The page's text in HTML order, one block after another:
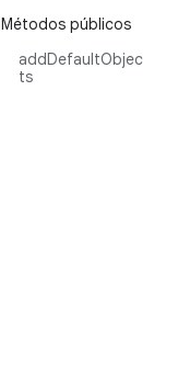
Métodos públicos
addDefaultObjec
ts